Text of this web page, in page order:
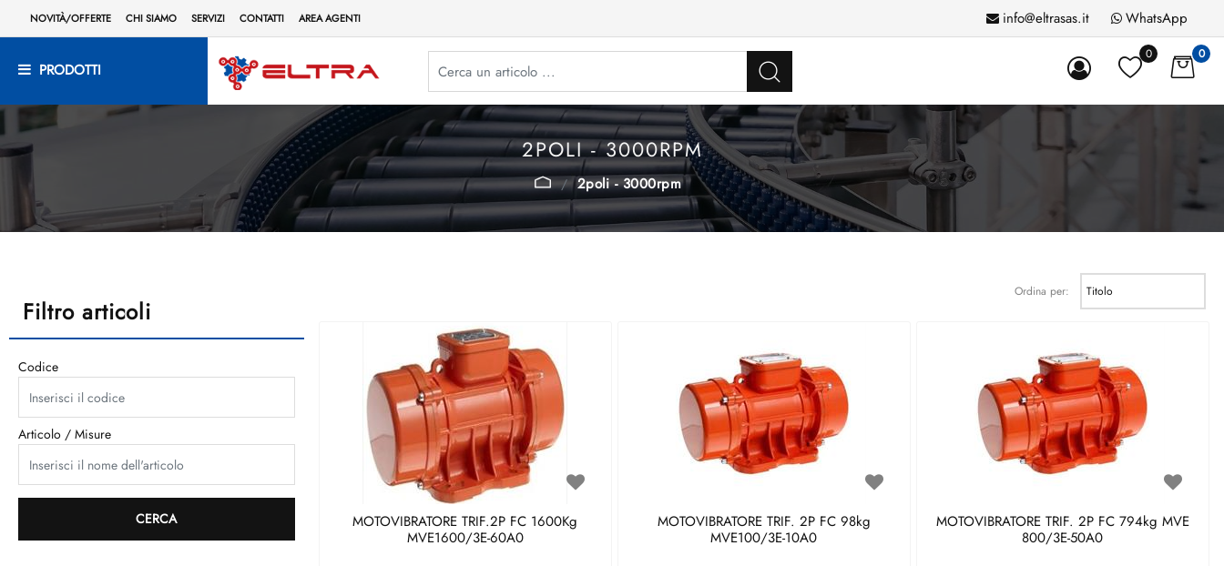
NOVITÀ/OFFERTE CHI SIAMO SERVIZI CONTATTI AREA AGENTI info@eltrasas.it WhatsApp
PRODOTTI
0 0
2POLI - 3000RPM
2poli - 3000rpm
Filtro articoli
Codice
Articolo / Misure
Ordina per:
MOTOVIBRATORE TRIF.2P FC 1600Kg
MVE1600/3E-60A0
MOTOVIBRATORE TRIF. 2P FC 98kg
MVE100/3E-10A0
MOTOVIBRATORE TRIF. 2P FC 794kg MVE
800/3E-50A0